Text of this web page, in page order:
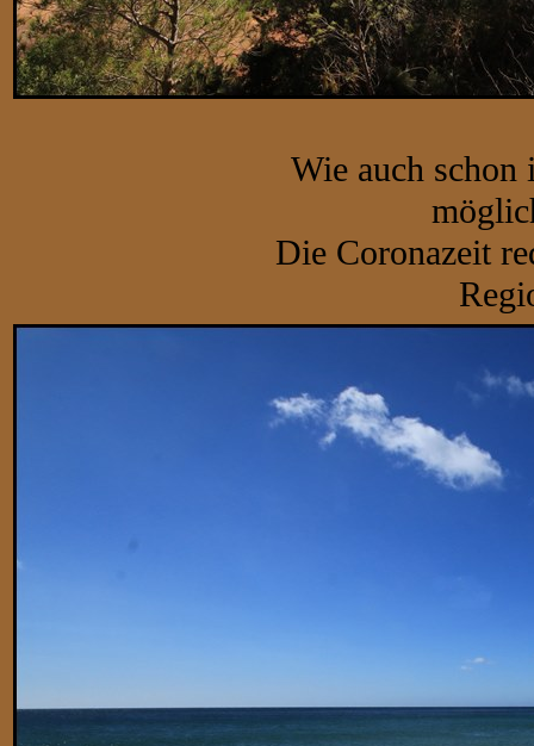
Wie auch schon
Die Coronazeit